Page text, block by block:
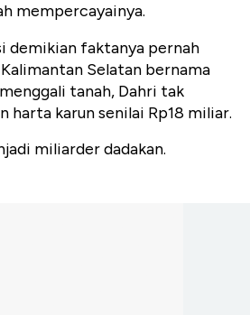
mempercayainya.
demikian faktanya pernah
Selatan bernama
tanah, Dahri tak
harta karun senilai Rp18 miliar.
miliarder dadakan.